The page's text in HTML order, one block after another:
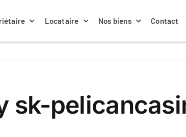
Locataire Nos biens Contact
sk-